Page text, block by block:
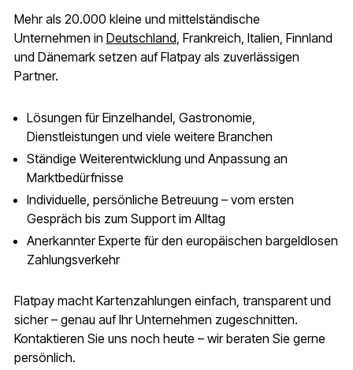
Mehr als 20.000 kleine und mittelständische
Unternehmen in Deutschland, Frankreich, Italien, Finnland
und Dänemark setzen auf Flatpay als zuverlässigen
Partner.
Lösungen für Einzelhandel, Gastronomie,
Dienstleistungen und viele weitere Branchen
Ständige Weiterentwicklung und Anpassung an
Marktbedürfnisse
Individuelle, persönliche Betreuung – vom ersten
Gespräch bis zum Support im Alltag
Anerkannter Experte für den europäischen bargeldlosen
Zahlungsverkehr
Flatpay macht Kartenzahlungen einfach, transparent und
sicher – genau auf Ihr Unternehmen zugeschnitten.
Kontaktieren Sie uns noch heute – wir beraten Sie gerne
persönlich.